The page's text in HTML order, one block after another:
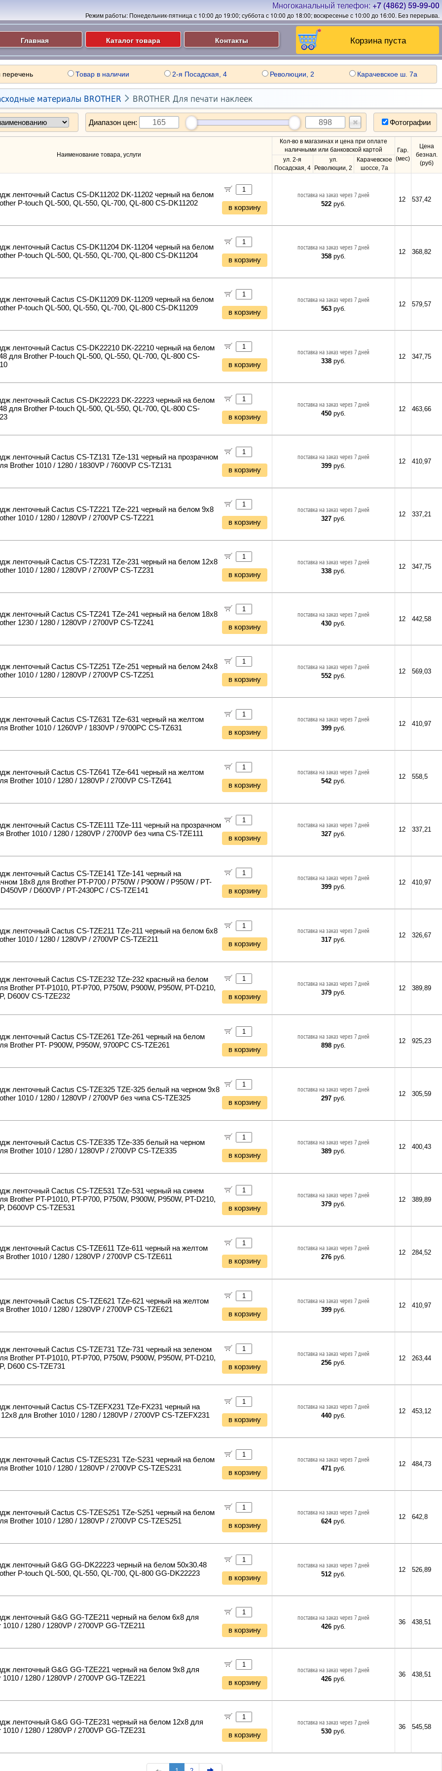
Многоканальный телефон: +7 (4862) 59-99-00
Режим работы: Понедельник-пятница с 10:00 до 19:00; суббота с 10:00 до 18:00; воскресенье с 10:00 до 16:00. Без перерыва.
Корзина пуста
Главная Каталог товара Контакты
Товар в наличии 2-я Посадская, 4 Революции, 2 Карачевское ш. 7а
материалы BROTHER  BROTHER Для печати наклеек
Диапазон цен: Фотографии
Наименование товара, услуги
Кол-во в магазинах и цена при оплате
наличными или банковской картой
Гар.
(мес)
Цена
безнал.
(руб)
ул. 2-я
Посадская, 4
ул.
Революции, 2
Карачевское
шоссе, 7а
ленточный Cactus CS-DK11202 DK-11202 черный на белом
P-touch QL-500, QL-550, QL-700, QL-800 CS-DK11202
в корзину
поставка на заказ через 7 дней
522руб.
12 537,42
ленточный Cactus CS-DK11204 DK-11204 черный на белом
P-touch QL-500, QL-550, QL-700, QL-800 CS-DK11204
в корзину
поставка на заказ через 7 дней
358руб.
12 368,82
ленточный Cactus CS-DK11209 DK-11209 черный на белом
P-touch QL-500, QL-550, QL-700, QL-800 CS-DK11209
в корзину
поставка на заказ через 7 дней
563руб.
12 579,57
ленточный Cactus CS-DK22210 DK-22210 черный на белом
для Brother P-touch QL-500, QL-550, QL-700, QL-800 CS-
в корзину
поставка на заказ через 7 дней
338руб.
12 347,75
ленточный Cactus CS-DK22223 DK-22223 черный на белом
для Brother P-touch QL-500, QL-550, QL-700, QL-800 CS-
в корзину
поставка на заказ через 7 дней
450руб.
12 463,66
ленточный Cactus CS-TZ131 TZe-131 черный на прозрачном
Brother 1010 / 1280 / 1830VP / 7600VP CS-TZ131
в корзину
поставка на заказ через 7 дней
399руб.
12 410,97
ленточный Cactus CS-TZ221 TZe-221 черный на белом 9x8
1010 / 1280 / 1280VP / 2700VP CS-TZ221
в корзину
поставка на заказ через 7 дней
327руб.
12 337,21
ленточный Cactus CS-TZ231 TZe-231 черный на белом 12x8
1010 / 1280 / 1280VP / 2700VP CS-TZ231
в корзину
поставка на заказ через 7 дней
338руб.
12 347,75
ленточный Cactus CS-TZ241 TZe-241 черный на белом 18x8
1230 / 1280 / 1280VP / 2700VP CS-TZ241
в корзину
поставка на заказ через 7 дней
430руб.
12 442,58
ленточный Cactus CS-TZ251 TZe-251 черный на белом 24x8
1010 / 1280 / 1280VP / 2700VP CS-TZ251
в корзину
поставка на заказ через 7 дней
552руб.
12 569,03
ленточный Cactus CS-TZ631 TZe-631 черный на желтом
Brother 1010 / 1260VP / 1830VP / 9700PC CS-TZ631
в корзину
поставка на заказ через 7 дней
399руб.
12 410,97
ленточный Cactus CS-TZ641 TZe-641 черный на желтом
Brother 1010 / 1280 / 1280VP / 2700VP CS-TZ641
в корзину
поставка на заказ через 7 дней
542руб.
12 558,5
ленточный Cactus CS-TZE111 TZe-111 черный на прозрачном
Brother 1010 / 1280 / 1280VP / 2700VP без чипа CS-TZE111
в корзину
поставка на заказ через 7 дней
327руб.
12 337,21
ленточный Cactus CS-TZE141 TZe-141 черный на
18x8 для Brother PT-P700 / P750W / P900W / P950W / PT-
/ D600VP / PT-2430PC / CS-TZE141
в корзину
поставка на заказ через 7 дней
399руб.
12 410,97
ленточный Cactus CS-TZE211 TZe-211 черный на белом 6x8
1010 / 1280 / 1280VP / 2700VP CS-TZE211
в корзину
поставка на заказ через 7 дней
317руб.
12 326,67
ленточный Cactus CS-TZE232 TZe-232 красный на белом
Brother PT-P1010, PT-P700, P750W, P900W, P950W, PT-D210,
D600V CS-TZE232
в корзину
поставка на заказ через 7 дней
379руб.
12 389,89
ленточный Cactus CS-TZE261 TZe-261 черный на белом
Brother PT- P900W, P950W, 9700PC CS-TZE261
в корзину
поставка на заказ через 7 дней
898руб.
12 925,23
ленточный Cactus CS-TZE325 TZE-325 белый на черном 9x8
1010 / 1280 / 1280VP / 2700VP без чипа CS-TZE325
в корзину
поставка на заказ через 7 дней
297руб.
12 305,59
ленточный Cactus CS-TZE335 TZe-335 белый на черном
Brother 1010 / 1280 / 1280VP / 2700VP CS-TZE335
в корзину
поставка на заказ через 7 дней
389руб.
12 400,43
ленточный Cactus CS-TZE531 TZe-531 черный на синем
Brother PT-P1010, PT-P700, P750W, P900W, P950W, PT-D210,
D600VP CS-TZE531
в корзину
поставка на заказ через 7 дней
379руб.
12 389,89
ленточный Cactus CS-TZE611 TZe-611 черный на желтом
Brother 1010 / 1280 / 1280VP / 2700VP CS-TZE611
в корзину
поставка на заказ через 7 дней
276руб.
12 284,52
ленточный Cactus CS-TZE621 TZe-621 черный на желтом
Brother 1010 / 1280 / 1280VP / 2700VP CS-TZE621
в корзину
поставка на заказ через 7 дней
399руб.
12 410,97
ленточный Cactus CS-TZE731 TZe-731 черный на зеленом
Brother PT-P1010, PT-P700, P750W, P900W, P950W, PT-D210,
D600 CS-TZE731
в корзину
поставка на заказ через 7 дней
256руб.
12 263,44
ленточный Cactus CS-TZEFX231 TZe-FX231 черный на
для Brother 1010 / 1280 / 1280VP / 2700VP CS-TZEFX231
в корзину
поставка на заказ через 7 дней
440руб.
12 453,12
ленточный Cactus CS-TZES231 TZe-S231 черный на белом
Brother 1010 / 1280 / 1280VP / 2700VP CS-TZES231
в корзину
поставка на заказ через 7 дней
471руб.
12 484,73
ленточный Cactus CS-TZES251 TZe-S251 черный на белом
Brother 1010 / 1280 / 1280VP / 2700VP CS-TZES251
в корзину
поставка на заказ через 7 дней
624руб.
12 642,8
ленточный G&G GG-DK22223 черный на белом 50x30.48
P-touch QL-500, QL-550, QL-700, QL-800 GG-DK22223
в корзину
поставка на заказ через 7 дней
512руб.
12 526,89
ленточный G&G GG-TZE211 черный на белом 6x8 для
1010 / 1280 / 1280VP / 2700VP GG-TZE211
в корзину
поставка на заказ через 7 дней
426руб.
36 438,51
ленточный G&G GG-TZE221 черный на белом 9x8 для
1010 / 1280 / 1280VP / 2700VP GG-TZE221
в корзину
поставка на заказ через 7 дней
426руб.
36 438,51
ленточный G&G GG-TZE231 черный на белом 12x8 для
1010 / 1280 / 1280VP / 2700VP GG-TZE231
в корзину
поставка на заказ через 7 дней
530руб.
36 545,58